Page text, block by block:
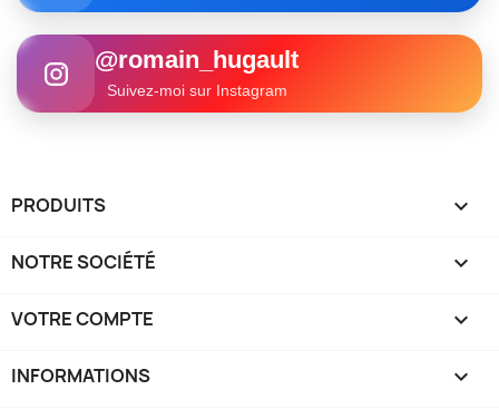
@romain_hugault
Suivez-moi sur Instagram
PRODUITS 
NOTRE SOCIÉTÉ 
VOTRE COMPTE 
INFORMATIONS keyboard_arrow_down